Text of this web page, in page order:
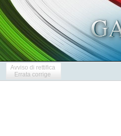
Avviso di rettifica
Errata corrige